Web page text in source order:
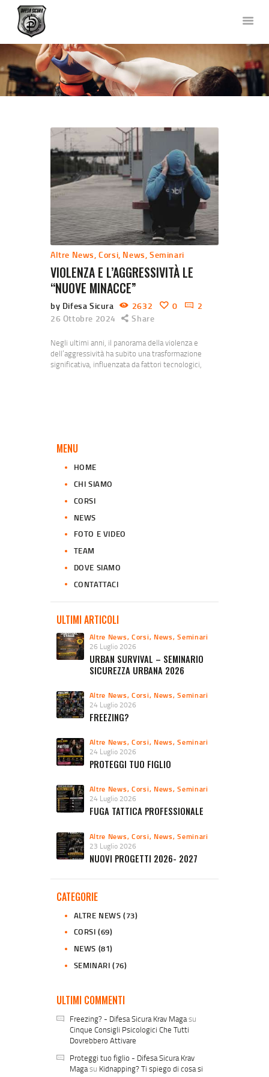
DIFESA SICURA KRAV MAGA
Corsi di Difesa Personale a Bergamo
HOME
CHI SIAMO
NEWS
FOTO E VIDEO
TEAM
COLLABORAZIONI
DOVE SIAMO
CONTATTACI
Altre News,Corsi, News,Seminari
VIOLENZA E L’AGGRESSIVITÀ LE
“NUOVE MINACCE”
by Difesa Sicura 2632 0
2
26 Ottobre 2024
Share
Negli ultimi anni, il panorama della violenza e
dell’aggressività ha subito una trasformazione
significativa, influenzata da fattori tecnologici,
MENU
HOME
CHI SIAMO
CORSI
NEWS
FOTO E VIDEO
TEAM
DOVE SIAMO
CONTATTACI
ULTIMI ARTICOLI
Altre News,Corsi, News,Seminari
26 Luglio 2026
URBAN SURVIVAL – SEMINARIO
SICUREZZA URBANA 2026
Altre News,Corsi, News,Seminari
24 Luglio 2026
FREEZING?
Altre News,Corsi, News,Seminari
24 Luglio 2026
PROTEGGI TUO FIGLIO
Altre News,Corsi, News,Seminari
24 Luglio 2026
FUGA TATTICA PROFESSIONALE
Altre News,Corsi, News,Seminari
23 Luglio 2026
NUOVI PROGETTI 2026- 2027
CATEGORIE
ALTRE NEWS (73)
CORSI (69)
NEWS (81)
SEMINARI (76)
ULTIMI COMMENTI
Freezing? - Difesa Sicura Krav Magasu
Cinque Consigli Psicologici Che Tutti
Dovrebbero Attivare
Proteggi tuo figlio - Difesa Sicura Krav
Magasu Kidnapping? Ti spiego di cosa si